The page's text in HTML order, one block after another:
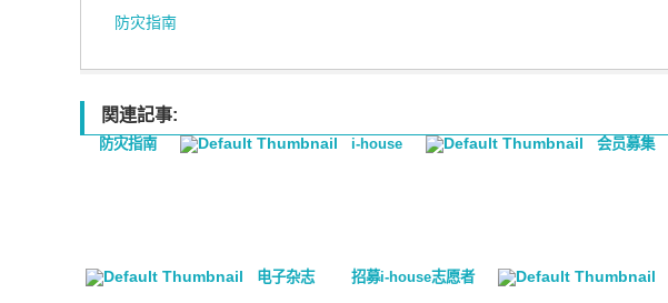
防灾指南
関連記事:
防灾指南 i-house 会员募集
电子杂志 招募i-house志愿者